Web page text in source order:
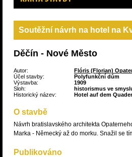
Soutěžní návrh na hotel na
Děčín - Nové Město
Autor:
Flóris (Florian)
Účel stavby:
Polyfunkční dům
Výstavba:
1909
Sloh:
historismus ve
Historický název:
Hotel auf dem
O stavbě
Návrh bratislavského architekta
Marka - Německý až do morku. Snažil se
Publikováno